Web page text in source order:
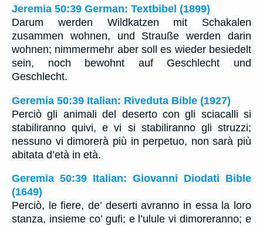
Jeremia 50:39 German: Textbibel (1899)
Darum werden Wildkatzen mit Schakalen
zusammen wohnen, und Strauße werden darin
wohnen; nimmermehr aber soll es wieder besiedelt
sein, noch bewohnt auf Geschlecht und
Geschlecht.
Geremia 50:39 Italian: Riveduta Bible (1927)
Perciò gli animali del deserto con gli sciacalli si
stabiliranno quivi, e vi si stabiliranno gli struzzi;
nessuno vi dimorerà più in perpetuo, non sarà più
abitata d’età in età.
Geremia 50:39 Italian: Giovanni Diodati Bible
(1649)
Perciò, le fiere, de’ deserti avranno in essa la loro
stanza, insieme co’ gufi; e l’ulule vi dimoreranno; e